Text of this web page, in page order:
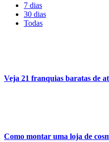
7 dias
30 dias
Todas
Veja 21 franquias baratas de
Como montar uma loja de